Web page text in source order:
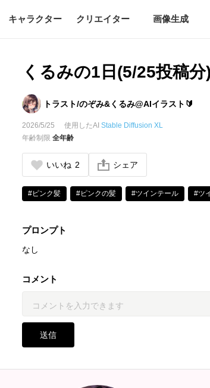
キャラクター クリエイター 画像生成
くるみの1日(5/25投稿分)
トラスト/のぞみ&くるみ@AIイラスト🔰
2026/5/25 使用したAIStable Diffusion XL
年齢制限全年齢
いいね 2 シェア
#ピンク髪 #ピンクの髪 #ツインテール #ツ
プロンプト
なし
コメント
送信